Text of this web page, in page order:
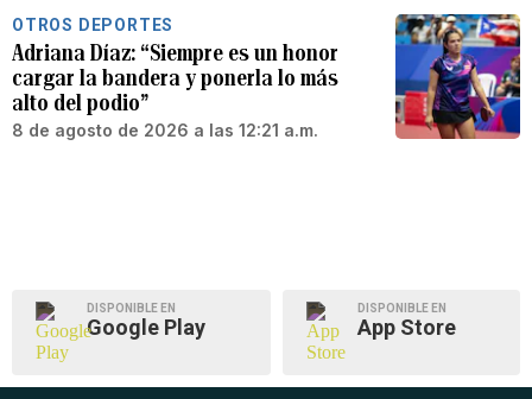
OTROS DEPORTES
Adriana Díaz: “Siempre es un honor
cargar la bandera y ponerla lo más
alto del podio”
8 de agosto de 2026 a las 12:21 a.m.
DISPONIBLE EN
Google Play
DISPONIBLE EN
App Store